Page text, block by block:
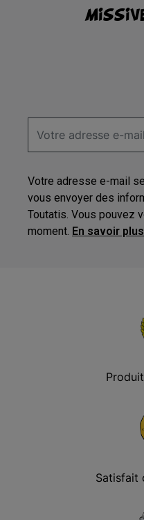
Votre adresse e-mail
vous envoyer des
Toutatis. Vous pouvez
moment. En savoir plus
Satisfait